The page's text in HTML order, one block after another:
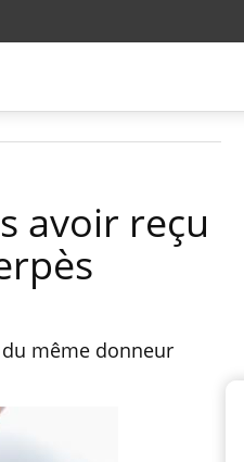
avoir reçu
même donneur